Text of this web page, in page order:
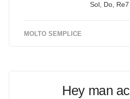
Sol, Do, Re7
MOLTO SEMPLICE
Hey man